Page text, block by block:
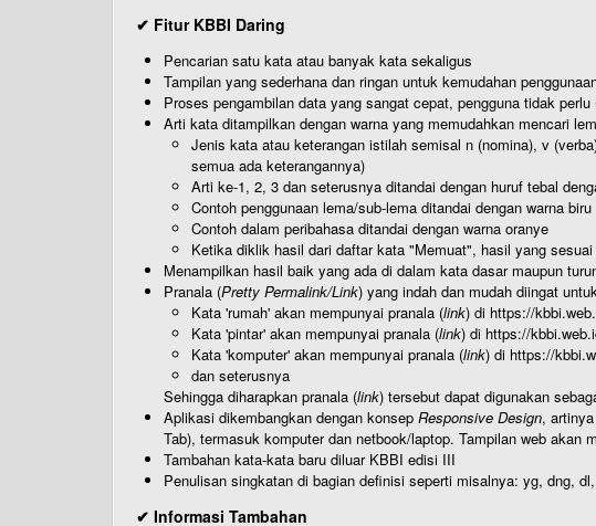
✔ Fitur KBBI Daring
Pencarian satu kata atau banyak kata sekaligus
Tampilan yang sederhana dan ringan untuk kemudahan
Proses pengambilan data yang sangat cepat, pengguna tidak
Arti kata ditampilkan dengan warna yang memudahkan mencari
Jenis kata atau keterangan istilah semisal n (nomina), v
semua ada keterangannya)
Arti ke-1, 2, 3 dan seterusnya ditandai dengan huruf tebal
Contoh penggunaan lema/sub-lema ditandai dengan warna biru
Contoh dalam peribahasa ditandai dengan warna oranye
Ketika diklik hasil dari daftar kata "Memuat", hasil yang
Menampilkan hasil baik yang ada di dalam kata dasar maupun
Pranala (Pretty Permalink/Link) yang indah dan mudah diingat
Kata 'rumah' akan mempunyai pranala (link) di https://
Kata 'pintar' akan mempunyai pranala (link) di https://
Kata 'komputer' akan mempunyai pranala (link) di https://
dan seterusnya
Sehingga diharapkan pranala (link) tersebut dapat digunakan
Aplikasi dikembangkan dengan konsep Responsive Design,
Tab), termasuk komputer dan netbook/laptop. Tampilan web akan
Tambahan kata-kata baru diluar KBBI edisi III
Penulisan singkatan di bagian definisi seperti misalnya: yg, dng,
✔ Informasi Tambahan